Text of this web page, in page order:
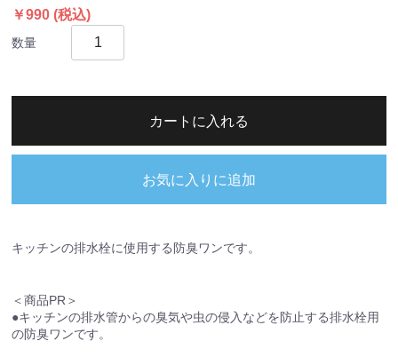
￥990 (税込)
数量
カートに入れる
お気に入りに追加
キッチンの排水栓に使用する防臭ワンです。
＜商品PR＞
●キッチンの排水管からの臭気や虫の侵入などを防止する排水栓用
の防臭ワンです。